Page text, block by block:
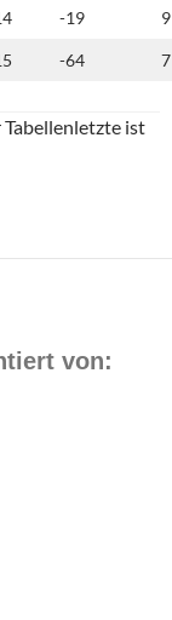
-19 9
-64 7
Tabellenletzte ist
von: